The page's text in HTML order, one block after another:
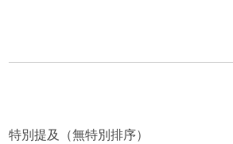
特別提及（無特別排序）